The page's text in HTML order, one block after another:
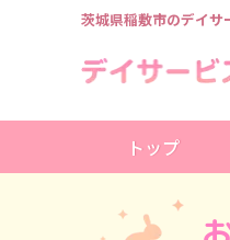
茨城県稲敷市のデイサ
トップ